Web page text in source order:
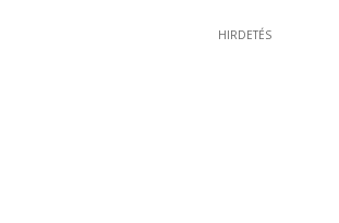
HIRDETÉS